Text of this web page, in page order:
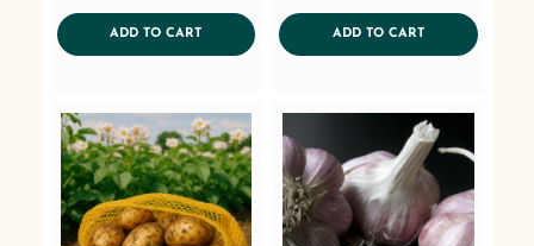
ADD TO CARTADDTOCART ADD TO CARTADDTOCART